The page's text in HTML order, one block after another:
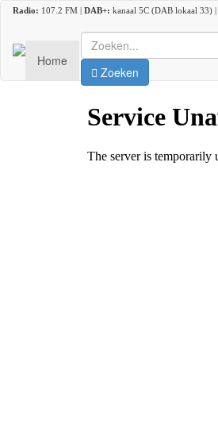
Radio: 107.2 FM | DAB+: kanaal 5C (DAB lokaal 33) |
Home Nieuws
Zoeken